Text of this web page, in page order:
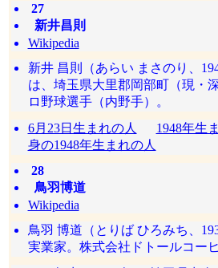
27
新井昌則
Wikipedia
新井 昌則（あらい まさのり、
は、埼玉県大里郡岡部町（現・
ロ野球選手（内野手）。
6月23日生まれの人
1948年生
身の1948年生まれの人
28
鳥羽博道
Wikipedia
鳥羽 博道（とりば ひろみち、
実業家。株式会社ドトールコー